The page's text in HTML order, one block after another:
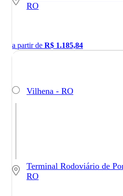
RO
a partir de R$ 1.185,84
Vilhena - RO
Terminal Rodoviário de
RO